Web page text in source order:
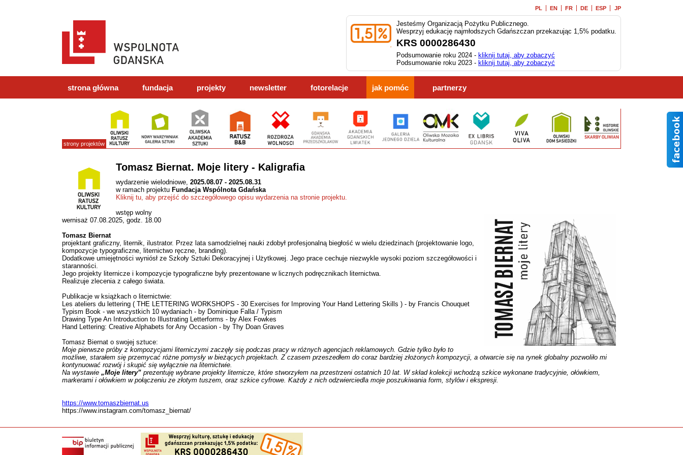
PL EN FR DE ESP JP
Jesteśmy Organizacją Pożytku Publicznego.
Wesprzyj edukację najmłodszych Gdańszczan przekazując 1,5% podatku.
KRS 0000286430
Podsumowanie roku 2024 - kliknij tutaj, aby zobaczyć
Podsumowanie roku 2023 - kliknij tutaj, aby zobaczyć
strona główna fundacja projekty newsletter fotorelacje jak pomóc partnerzy
strony projektów
Tomasz Biernat. Moje litery - Kaligrafia
wydarzenie wielodniowe, 2025.08.07 - 2025.08.31
w ramach projektu Fundacja Wspólnota Gdańska
Kliknij tu, aby przejść do szczegółowego opisu wydarzenia na stronie projektu.
wstęp wolny
wernisaż 07.08.2025, godz. 18.00
Tomasz Biernat
projektant graficzny, liternik, ilustrator. Przez lata samodzielnej nauki zdobył profesjonalną biegłość w wielu dziedzinach (projektowanie logo,
kompozycje typograficzne, liternictwo ręczne, branding).
Dodatkowe umiejętności wyniósł ze Szkoły Sztuki Dekoracyjnej i Użytkowej. Jego prace cechuje niezwykle wysoki poziom szczegółowości i
staranności.
Jego projekty liternicze i kompozycje typograficzne były prezentowane w licznych podręcznikach liternictwa.
Realizuje zlecenia z całego świata.
Publikacje w książkach o liternictwie:
Les ateliers du lettering ( THE LETTERING WORKSHOPS - 30 Exercises for Improving Your Hand Lettering Skills ) - by Francis Chouquet
Typism Book - we wszystkich 10 wydaniach - by Dominique Falla / Typism
Drawing Type An Introduction to Illustrating Letterforms - by Alex Fowkes
Hand Lettering: Creative Alphabets for Any Occasion - by Thy Doan Graves
Tomasz Biernat o swojej sztuce:
Moje pierwsze próby z kompozycjami literniczymi zaczęły się podczas pracy w różnych agencjach reklamowych. Gdzie tylko było to
możliwe, starałem się przemycać różne pomysły w bieżących projektach. Z czasem przeszedłem do coraz bardziej złożonych kompozycji, a otwarcie się na rynek globalny pozwoliło mi
kontynuować rozwój i skupić się wyłącznie na liternictwie.
Na wystawie „Moje litery” prezentuję wybrane projekty liternicze, które stworzyłem na przestrzeni ostatnich 10 lat. W skład kolekcji wchodzą szkice wykonane tradycyjnie, ołówkiem,
markerami i ołówkiem w połączeniu ze złotym tuszem, oraz szkice cyfrowe. Każdy z nich odzwierciedla moje poszukiwania form, stylów i ekspresji.
https://www.tomaszbiernat.us
https://www.instagram.com/tomasz_biernat/